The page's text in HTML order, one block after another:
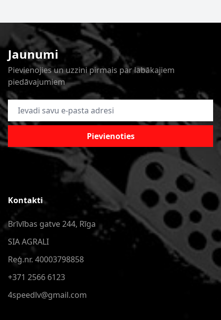
Jaunumi
Pievienojies un uzzini pirmais par labākajiem
piedāvajumiem
E-pasta adrese
Pievienoties
Kontakti
Brīvības gatve 244, Rīga
SIA AGRALI
Reģ.nr. 40003798858
+371 2566 6123
4speedlv@gmail.com